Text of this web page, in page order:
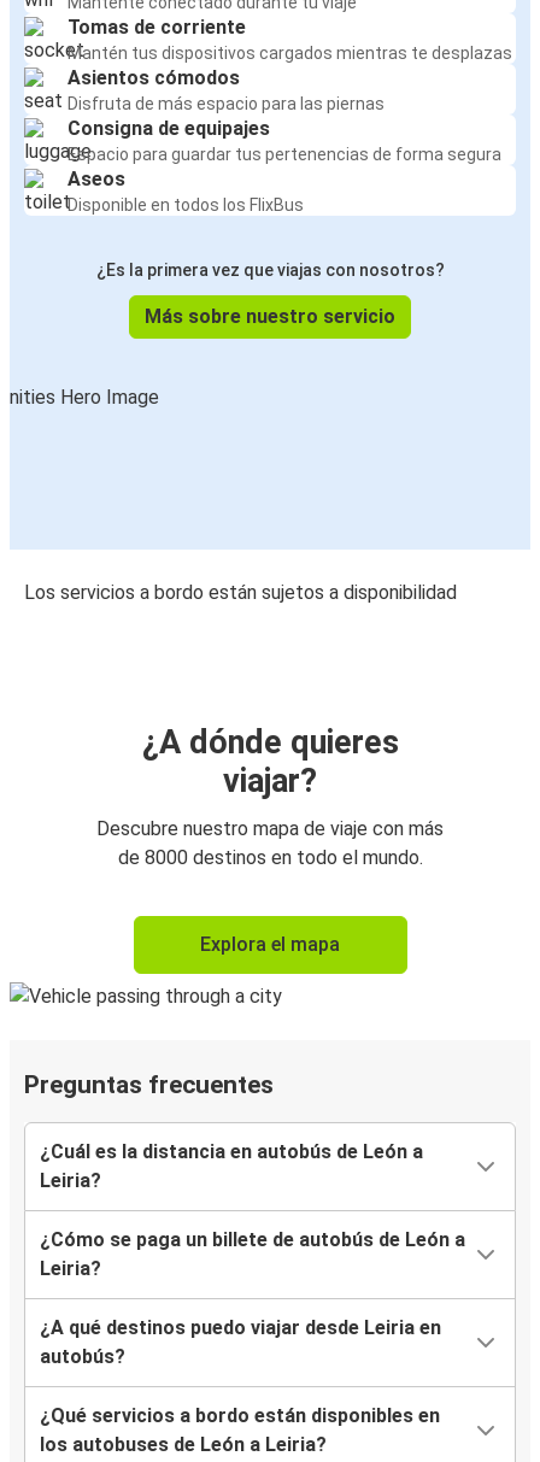
Tomas de corriente
Mantén tus dispositivos cargados mientras te desplazas
Asientos cómodos
Disfruta de más espacio para las piernas
Consigna de equipajes
Espacio para guardar tus pertenencias de forma segura
Aseos
Disponible en todos los FlixBus
¿Es la primera vez que viajas con nosotros?
Más sobre nuestro servicio
Los servicios a bordo están sujetos a disponibilidad
¿A dónde quieres
viajar?
Descubre nuestro mapa de viaje con más
de 8000 destinos en todo el mundo.
Explora el mapa
Preguntas frecuentes
¿Cuál es la distancia en autobús de León a
Leiria?
¿Cómo se paga un billete de autobús de León a
Leiria?
¿A qué destinos puedo viajar desde Leiria en
autobús?
¿Qué servicios a bordo están disponibles en
los autobuses de León a Leiria?